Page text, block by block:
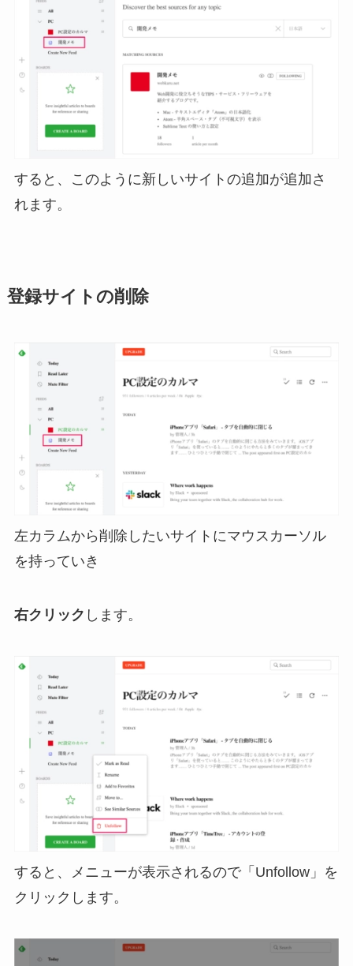
すると、このように新しいサイトの追加が追加さ
れます。
登録サイトの削除
左カラムから削除したいサイトにマウスカーソル
を持っていき
右クリック します。
すると、メニューが表示されるので「Unfollow」を
クリックします。